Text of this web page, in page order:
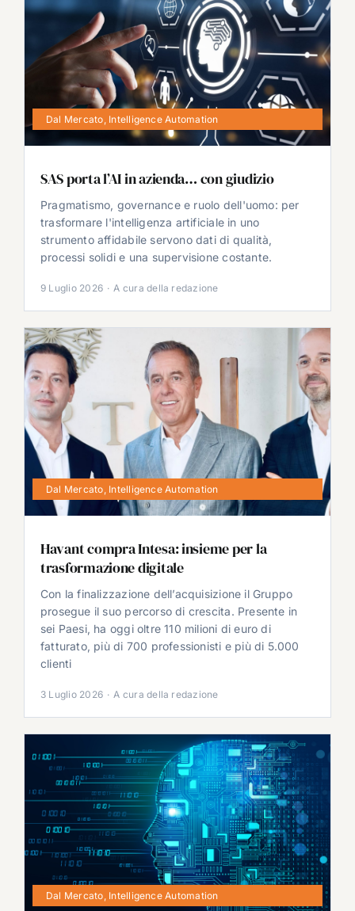
Dal Mercato Intelligence Automation
SAS porta l’AI in azienda… con giudizio
Pragmatismo, governance e ruolo dell'uomo: per
trasformare l'intelligenza artificiale in uno
strumento affidabile servono dati di qualità,
processi solidi e una supervisione costante.
9 Luglio 2026 · A cura della redazione
Dal Mercato Intelligence Automation
Havant compra Intesa: insieme per la
trasformazione digitale
Con la finalizzazione dell’acquisizione il Gruppo
prosegue il suo percorso di crescita. Presente in
sei Paesi, ha oggi oltre 110 milioni di euro di
fatturato, più di 700 professionisti e più di 5.000
clienti
3 Luglio 2026 · A cura della redazione
Dal Mercato Intelligence Automation